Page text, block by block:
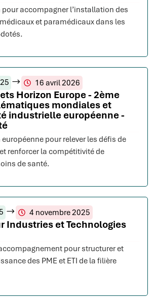
accompagner l’installation des
et paramédicaux dans les
16 avril 2026
Horizon Europe - 2ème
mondiales et
industrielle européenne -
pour relever les défis de
renforcer la compétitivité de
de santé.
4 novembre 2025
Industries et Technologies
pour structurer et
des PME et ETI de la filière